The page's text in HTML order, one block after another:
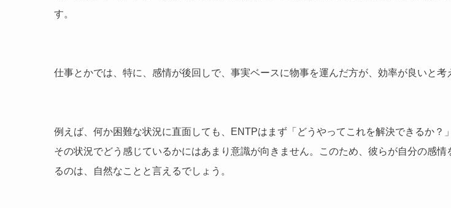
す。
仕事とかでは、特に、感情が後回しで、事実ベースに物事を運んだ方が、効率が良いと考
例えば、何か困難な状況に直面しても、ENTPはまず「どうやってこれを解決できるか？
その状況でどう感じているかにはあまり意識が向きません。このため、彼らが自分の感情
るのは、自然なことと言えるでしょう。